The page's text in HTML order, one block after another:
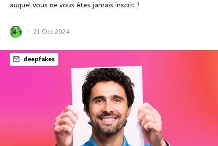
auquel vous ne vous êtes jamais inscrit ?
21 Oct 2024
deepfakes